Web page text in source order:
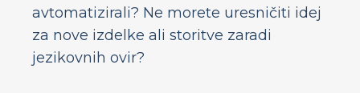
avtomatizirali? Ne morete uresničiti idej
za nove izdelke ali storitve zaradi
jezikovnih ovir?